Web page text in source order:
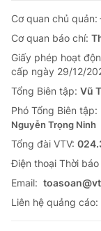
Cơ quan chủ quản:
Cơ quan báo chí:
Giấy phép hoạt
cấp ngày 29/12/
Tổng Biên tập: Vũ
Phó Tổng Biên tập:
Nguyễn Trọng Ninh
Tổng đài VTV:
Ðiện thoại Thời báo
Email:
Liên hệ quảng cáo: